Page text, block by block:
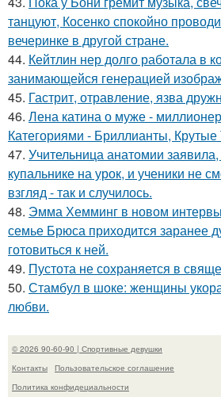
танцуют, Косенко спокойно
вечеринке в другой стране.
44. Кейтлин нер долго работала в
занимающейся генерацией
45. Гастрит, отравление, язва
46. Лена катина о муже -
Категориями - Бриллианты,
47. Учительница анатомии заявила,
купальнике на урок, и ученики не
взгляд - так и случилось.
48. Эмма Хемминг в новом
семье Брюса приходится заранее
готовиться к ней.
49. Пустота не сохраняется в
50. Стамбул в шоке: женщины
любви.
© 2026 90-60-90 | Спортивные девушки
Контакты
Пользовательское соглашение
Политика конфидециальности